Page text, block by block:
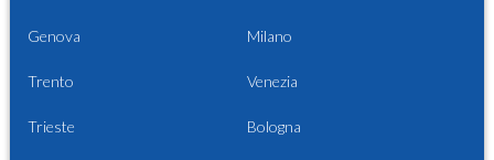
Genova Milano
Trento Venezia
Trieste Bologna